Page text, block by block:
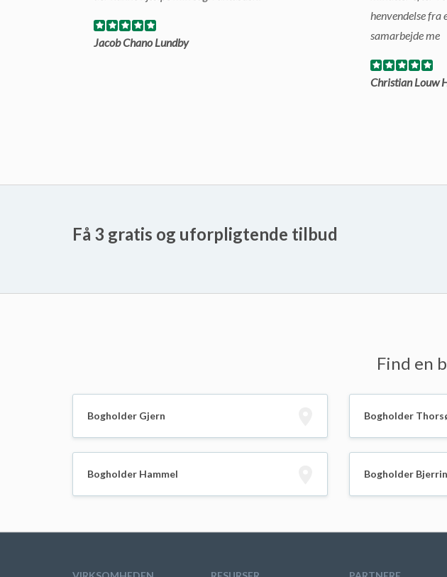
Jacob Chano Lundby
henvendelse fra
samarbejde me
Christian Louw
Få 3 gratis og uforpligtende tilbud
Find en
Bogholder Gjern Bogholder
Bogholder Hammel Bogholder